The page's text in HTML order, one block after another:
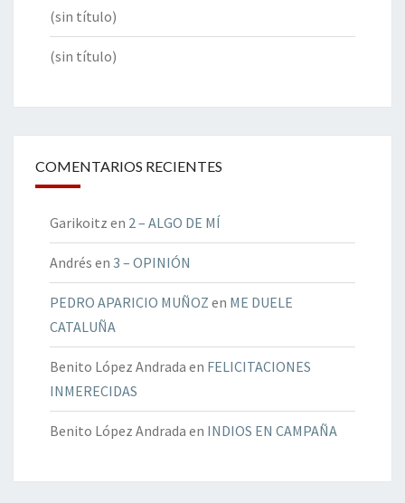
(sin título)
(sin título)
COMENTARIOS RECIENTES
Garikoitz en 2 – ALGO DE MÍ
Andrés en 3 – OPINIÓN
PEDRO APARICIO MUÑOZ en ME DUELE
CATALUÑA
Benito López Andrada en FELICITACIONES
INMERECIDAS
Benito López Andrada en INDIOS EN CAMPAÑA